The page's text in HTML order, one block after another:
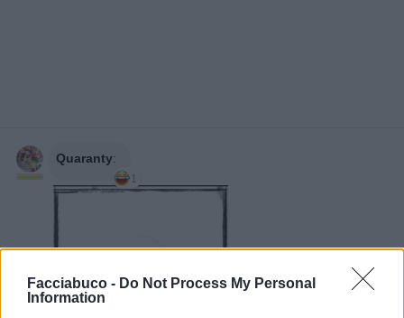
Facciabuco - Do Not Process My Personal
Information
Quaranty:
1